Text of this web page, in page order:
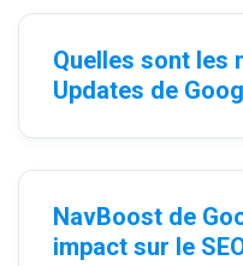
Quelles sont les
Updates de
NavBoost de
impact sur le